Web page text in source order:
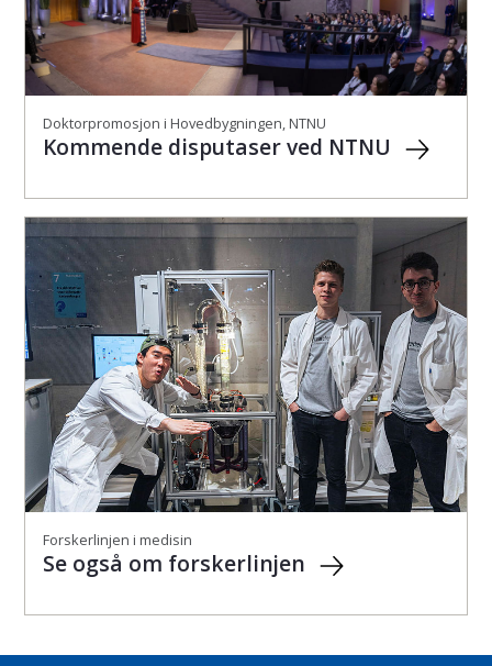
Doktorpromosjon i Hovedbygningen, NTNU
Kommende disputaser ved NTNU
Forskerlinjen i medisin
Se også om forskerlinjen